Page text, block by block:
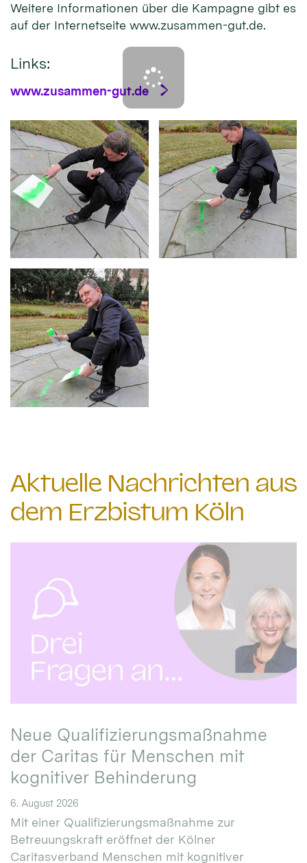
Weitere Informationen über die Kampagne gibt es
auf der Internetseite www.zusammen-gut.de.
Links:
www.zusammen-gut.de
Aktuelle Nachrichten aus
dem Erzbistum Köln
Neue Qualifizierungsmaßnahme
der Caritas für Menschen mit
kognitiver Behinderung
6. August 2026
Mit einer Qualifizierungsmaßnahme zur
Betreuungskraft eröffnet der Kölner
Caritasverband Menschen mit kognitiver